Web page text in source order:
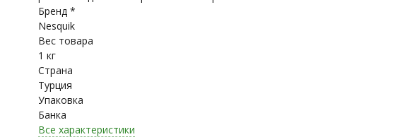
Бренд *
Nesquik
Вес товара
1 кг
Страна
Турция
Упаковка
Банка
Все характеристики